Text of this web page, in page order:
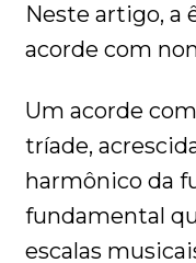
Neste artigo, a
acorde com
Um acorde
tríade,
harmônico da
fundamental
escalas